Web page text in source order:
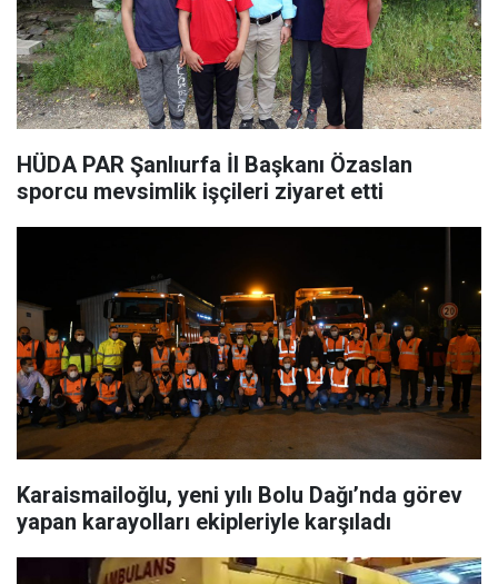
HÜDA PAR Şanlıurfa İl Başkanı Özaslan
sporcu mevsimlik işçileri ziyaret etti
Karaismailoğlu, yeni yılı Bolu Dağı’nda görev
yapan karayolları ekipleriyle karşıladı